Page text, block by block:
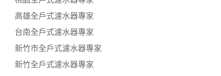
高雄全戶式濾水器專家
台南全戶式濾水器專家
新竹市全戶式濾水器專家
新竹全戶式濾水器專家